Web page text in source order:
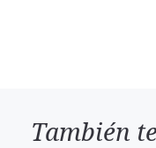
También